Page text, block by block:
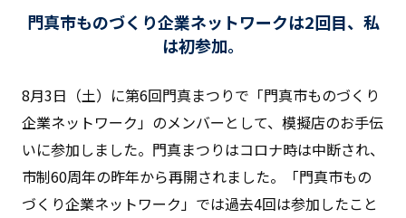
門真市ものづくり企業ネットワークは2回目、私
は初参加。
8月3日（土）に第6回門真まつりで「門真市ものづくり
企業ネットワーク」のメンバーとして、模擬店のお手伝
いに参加しました。門真まつりはコロナ時は中断され、
市制60周年の昨年から再開されました。「門真市もの
づくり企業ネットワーク」では過去4回は参加したこと